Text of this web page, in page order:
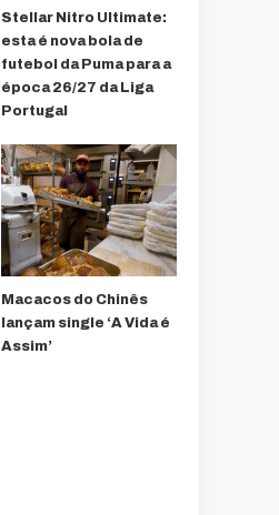
Stellar Nitro Ultimate:
esta é nova bola de
futebol da Puma para a
época 26/27 da Liga
Portugal
Macacos do Chinês
lançam single ‘A Vida é
Assim’